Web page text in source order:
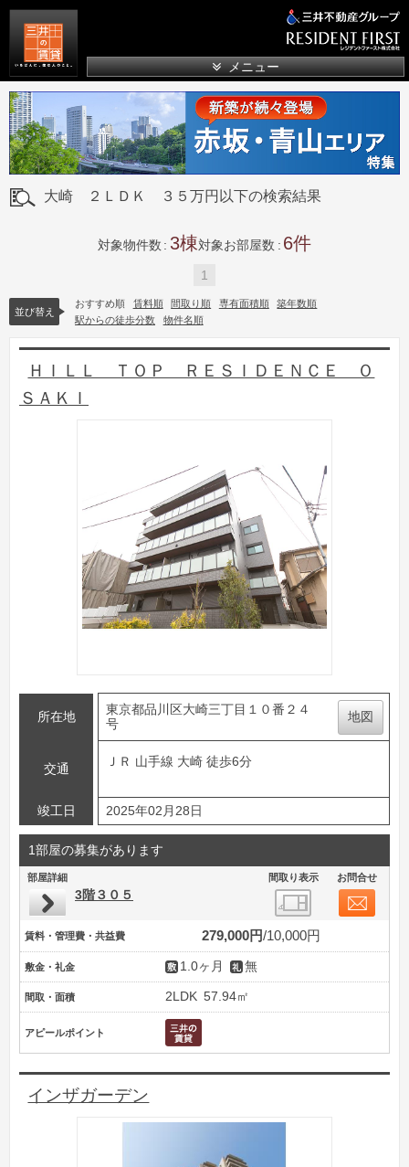
メニュー
大崎 ２ＬＤＫ ３５万円以下の検索結果
対象物件数 3 対象お部屋数 6
1
並び替え
おすすめ順 賃料順 間取り順 専有面積順
築年数順
駅からの徒歩分数
物件名順
ＨＩＬＬ ＴＯＰ ＲＥＳＩＤＥＮＣＥ Ｏ
ＳＡＫＩ
所在地
東京都品川区大崎三丁目１０番２４
号
地図
交通
ＪＲ 山手線 大崎 徒歩6分
竣工日 2025年02月28日
1部屋の募集があります
部屋詳細 間取り表示 お問合せ
3階３０５
賃料・管理費・共益費 279,000円 10,000円
敷金・礼金 1.0ヶ月 無
間取・面積 2LDK 57.94㎡
アピールポイント
インザガーデン